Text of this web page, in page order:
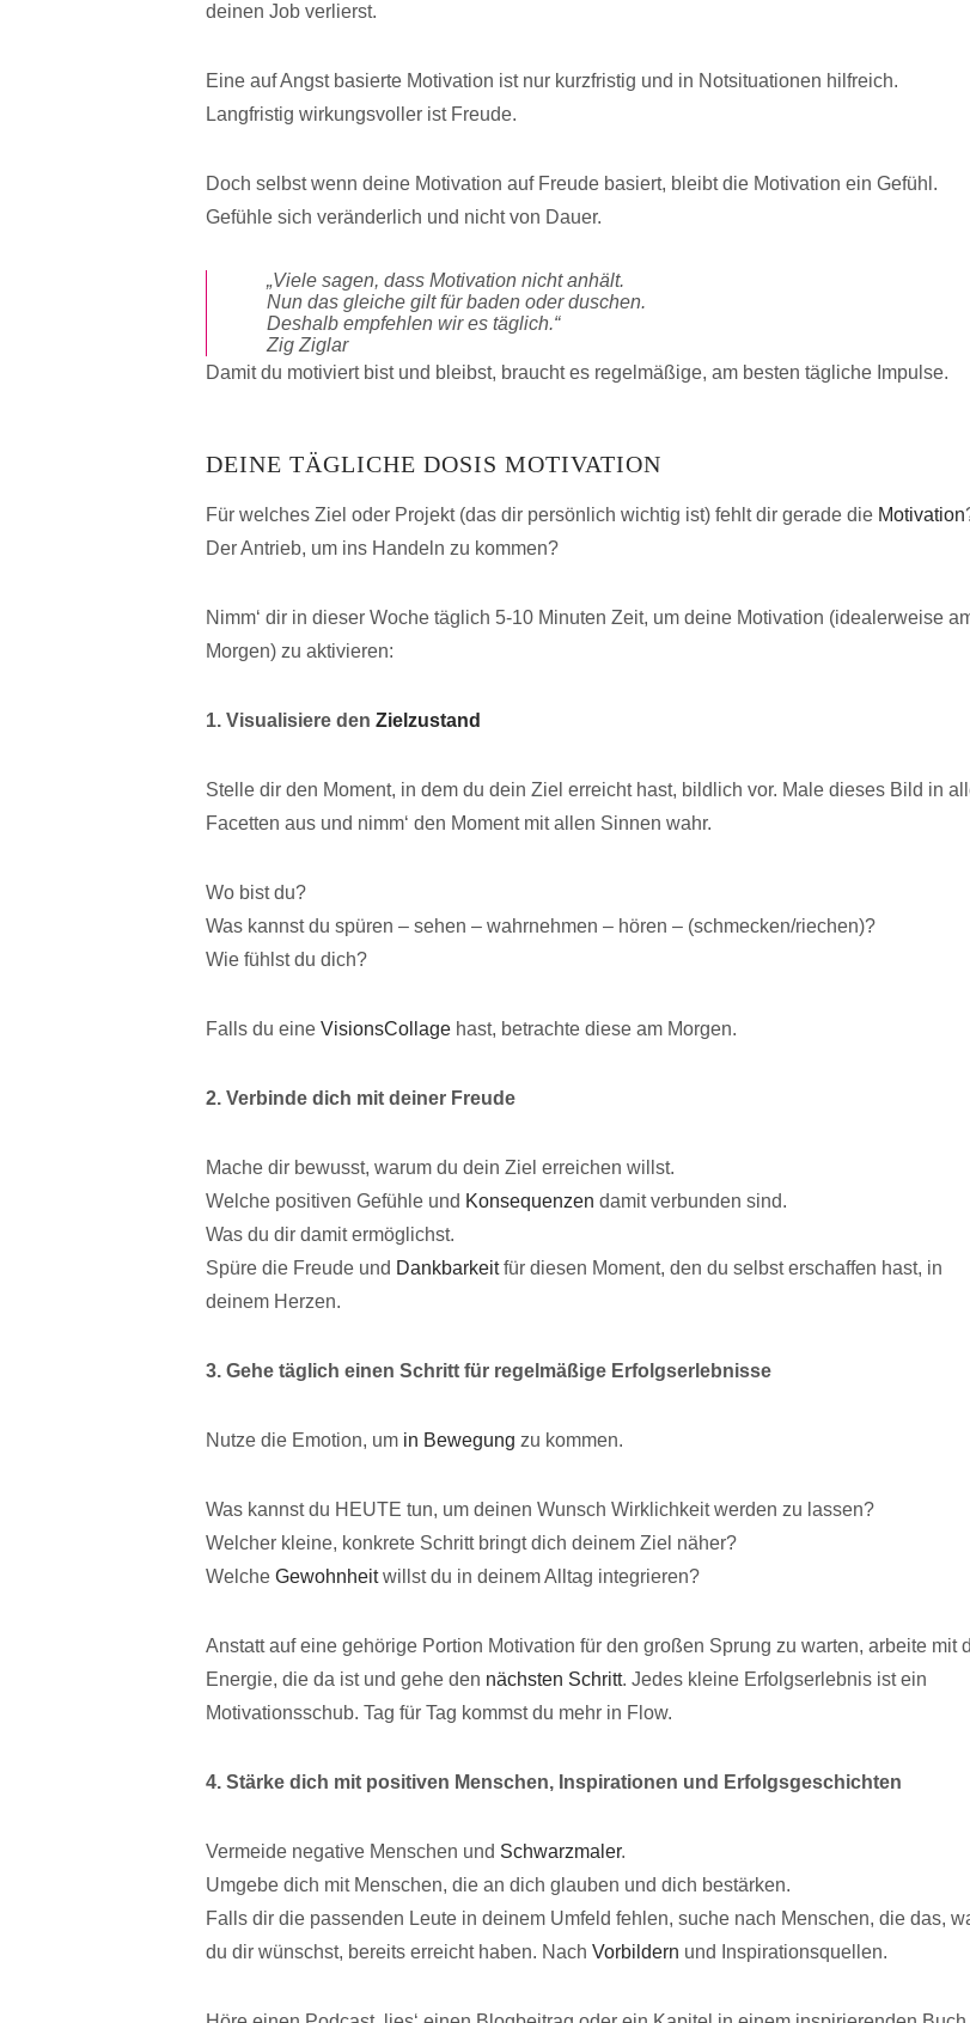
deinen Job verlierst.
Eine auf Angst basierte Motivation ist nur kurzfristig und in Notsituationen hilfreich.
Langfristig wirkungsvoller ist Freude.
Doch selbst wenn deine Motivation auf Freude basiert, bleibt die Motivation ein Gefühl.
Gefühle sich veränderlich und nicht von Dauer.
„Viele sagen, dass Motivation nicht anhält.
Nun das gleiche gilt für baden oder duschen.
Deshalb empfehlen wir es täglich.“
Zig Ziglar
Damit du motiviert bist und bleibst, braucht es regelmäßige, am besten tägliche Impulse.
DEINE TÄGLICHE DOSIS MOTIVATION
Für welches Ziel oder Projekt (das dir persönlich wichtig ist) fehlt dir gerade die Motivation
Der Antrieb, um ins Handeln zu kommen?
Nimm‘ dir in dieser Woche täglich 5-10 Minuten Zeit, um deine Motivation (idealerweise
Morgen) zu aktivieren:
1. Visualisiere den Zielzustand
Stelle dir den Moment, in dem du dein Ziel erreicht hast, bildlich vor. Male dieses Bild in
Facetten aus und nimm‘ den Moment mit allen Sinnen wahr.
Wo bist du?
Was kannst du spüren – sehen – wahrnehmen – hören – (schmecken/riechen)?
Wie fühlst du dich?
Falls du eine VisionsCollage hast, betrachte diese am Morgen.
2. Verbinde dich mit deiner Freude
Mache dir bewusst, warum du dein Ziel erreichen willst.
Welche positiven Gefühle und Konsequenzen damit verbunden sind.
Was du dir damit ermöglichst.
Spüre die Freude und Dankbarkeitfür diesen Moment, den du selbst erschaffen hast, in
deinem Herzen.
3. Gehe täglich einen Schritt für regelmäßige Erfolgserlebnisse
Nutze die Emotion, um in Bewegung zu kommen.
Was kannst du HEUTE tun, um deinen Wunsch Wirklichkeit werden zu lassen?
Welcher kleine, konkrete Schritt bringt dich deinem Ziel näher?
Welche Gewohnheitwillst du in deinem Alltag integrieren?
Anstatt auf eine gehörige Portion Motivation für den großen Sprung zu warten, arbeite mit
Energie, die da ist und gehe den nächsten Schritt. Jedes kleine Erfolgserlebnis ist ein
Motivationsschub. Tag für Tag kommst du mehr in Flow.
4. Stärke dich mit positiven Menschen, Inspirationen und Erfolgsgeschichten
Vermeide negative Menschen und Schwarzmaler.
Umgebe dich mit Menschen, die an dich glauben und dich bestärken.
Falls dir die passenden Leute in deinem Umfeld fehlen, suche nach Menschen, die das,
du dir wünschst, bereits erreicht haben. Nach Vorbildern und Inspirationsquellen.